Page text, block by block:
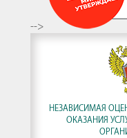
-->
НЕЗАВИСИМАЯ
ОКАЗАНИЯ